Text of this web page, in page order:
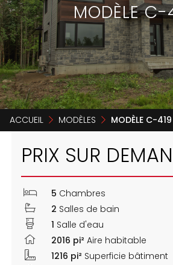
MODÈLE C-
ACCUEIL MODÈLES MODÈLE C-419
PRIX SUR
5 Chambres
2 Salles de bain
1 Salle d'eau
2016 pi² Aire habitable
1216 pi² Superficie bâtiment